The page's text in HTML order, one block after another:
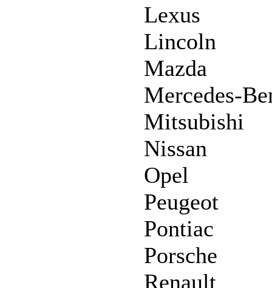
Lexus
Lincoln
Mazda
Mercedes-
Mitsubishi
Nissan
Opel
Peugeot
Pontiac
Porsche
Renault